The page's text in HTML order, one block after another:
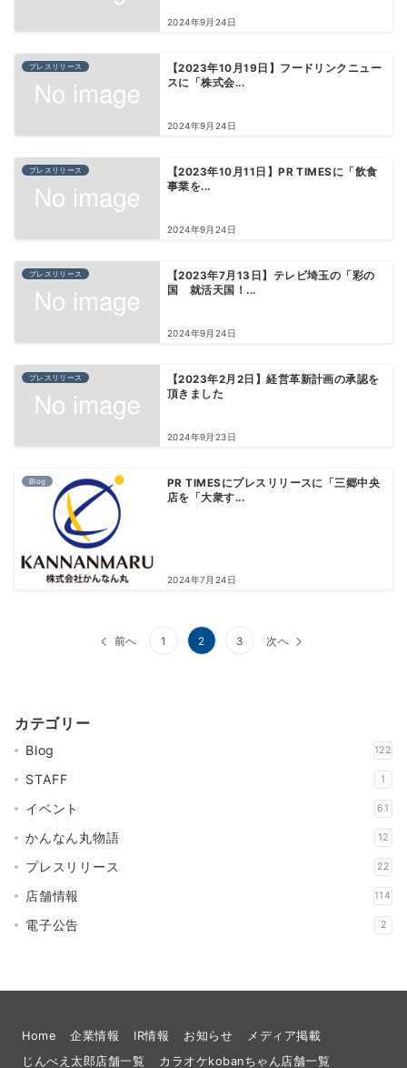
2024年9月24日
プレスリリース
【2023年10月19日】フードリンクニュー
スに「株式会...
2024年9月24日
プレスリリース
【2023年10月11日】PR TIMESに「飲食
事業を...
2024年9月24日
プレスリリース
【2023年7月13日】テレビ埼玉の「彩の
国 就活天国！...
2024年9月24日
プレスリリース
【2023年2月2日】経営革新計画の承認を
頂きました
2024年9月23日
Blog
PR TIMESにプレスリリースに「三郷中央
店を「大衆す...
2024年7月24日
ペ
送
り
前へ 1 2 3 次へ
カテゴリー
Blog 122
STAFF 1
イベント 61
かんなん丸物語 12
プレスリリース 22
店舗情報 114
電子公告 2
Home 企業情報 IR情報 お知らせ
メディア掲載
じんべえ太郎店舗一覧
カラオケkobanちゃん店舗一覧